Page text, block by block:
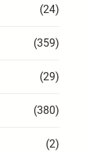
(24)
(359)
(29)
(380)
(2)